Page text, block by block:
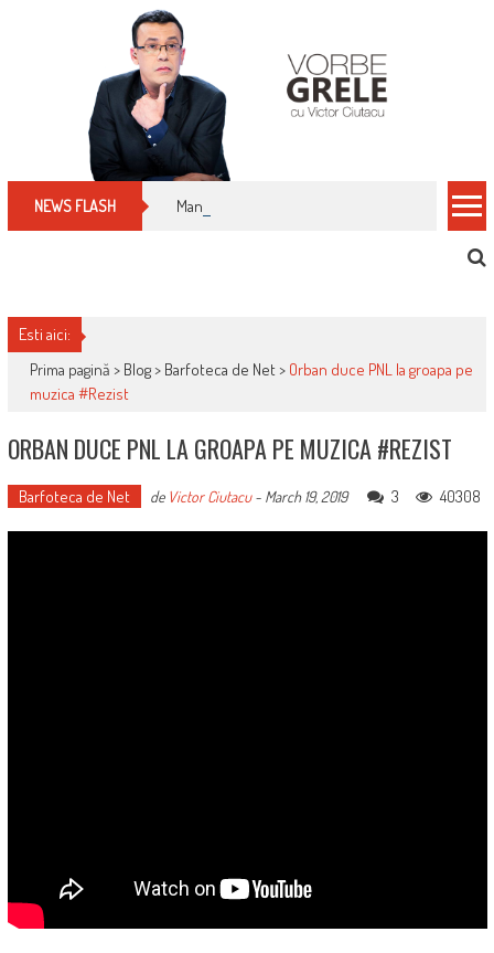
NEWS FLASH Manualul micului cititor de facturi: nu plăti
Esti aici:
Prima pagină > Blog> Barfoteca de Net> Orban duce PNL la groapa pe
muzica #Rezist
ORBAN DUCE PNL LA GROAPA PE MUZICA #REZIST
Barfoteca de Net de Victor Ciutacu- March 19, 2019 3 40308